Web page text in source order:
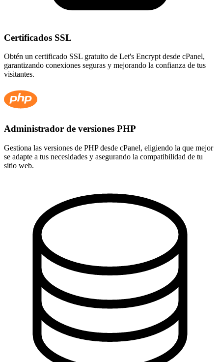
Certificados SSL
Obtén un certificado SSL gratuito de Let's Encrypt desde cPanel,
garantizando conexiones seguras y mejorando la confianza de tus
visitantes.
Administrador de versiones PHP
Gestiona las versiones de PHP desde cPanel, eligiendo la que mejor
se adapte a tus necesidades y asegurando la compatibilidad de tu
sitio web.